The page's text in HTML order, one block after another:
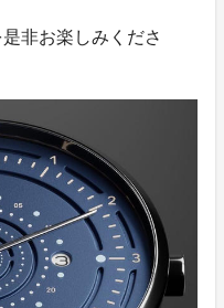
非お楽しみくださ